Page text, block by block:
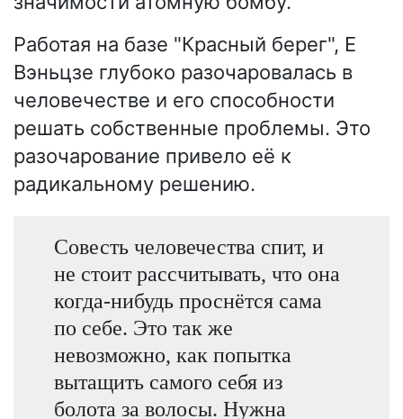
Работая на базе "Красный берег", Е
Вэньцзе глубоко разочаровалась в
человечестве и его способности
решать собственные проблемы. Это
разочарование привело её к
радикальному решению.
Совесть человечества спит, и
не стоит рассчитывать, что она
когда-нибудь проснётся сама
по себе. Это так же
невозможно, как попытка
вытащить самого себя из
болота за волосы. Нужна